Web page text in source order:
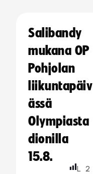
Salibandy
mukana OP
Pohjolan
liikuntapäiv
ässä
Olympiasta
dionilla
15.8.
L 2